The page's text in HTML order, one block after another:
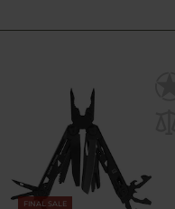
FINAL SALE